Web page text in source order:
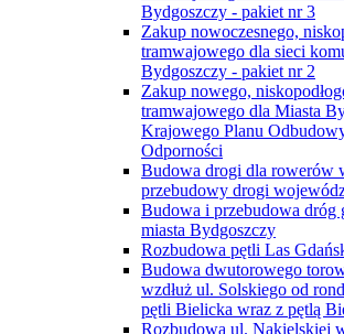
Bydgoszczy - pakiet nr 3
Zakup nowoczesnego,
tramwajowego dla sieci
Bydgoszczy - pakiet nr 2
Zakup nowego,
tramwajowego dla Miasta
Krajowego Planu
Odporności
Budowa drogi dla rowerów
przebudowy drogi
Budowa i przebudowa dróg
miasta Bydgoszczy
Rozbudowa pętli Las
Budowa dwutorowego
wzdłuż ul. Solskiego od
pętli Bielicka wraz z pętlą
Rozbudowa ul. Nakielskiej